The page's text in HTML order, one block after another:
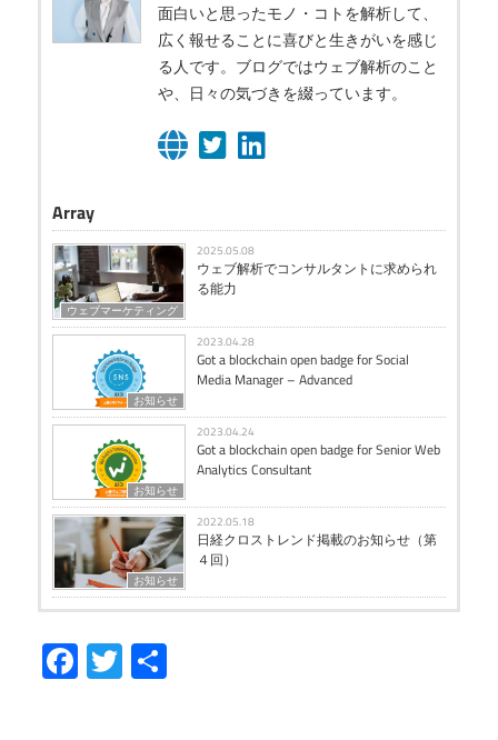
面白いと思ったモノ・コトを解析して、
広く報せることに喜びと生きがいを感じ
る人です。ブログではウェブ解析のこと
や、日々の気づきを綴っています。
Array
ウェブマーケティング
2025.05.08
ウェブ解析でコンサルタントに求められ
る能力
お知らせ
2023.04.28
Got a blockchain open badge for Social
Media Manager – Advanced
お知らせ
2023.04.24
Got a blockchain open badge for Senior Web
Analytics Consultant
お知らせ
2022.05.18
日経クロストレンド掲載のお知らせ（第
４回）
Facebook
Twitter